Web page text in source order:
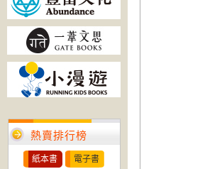
熱賣排行榜
紙本書 電子書